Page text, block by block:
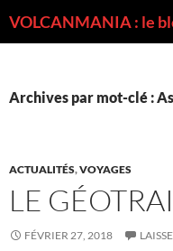
Archives par mot-clé :
ACTUALITÉS,VOYAGES
LE
FÉVRIER 27, 2018